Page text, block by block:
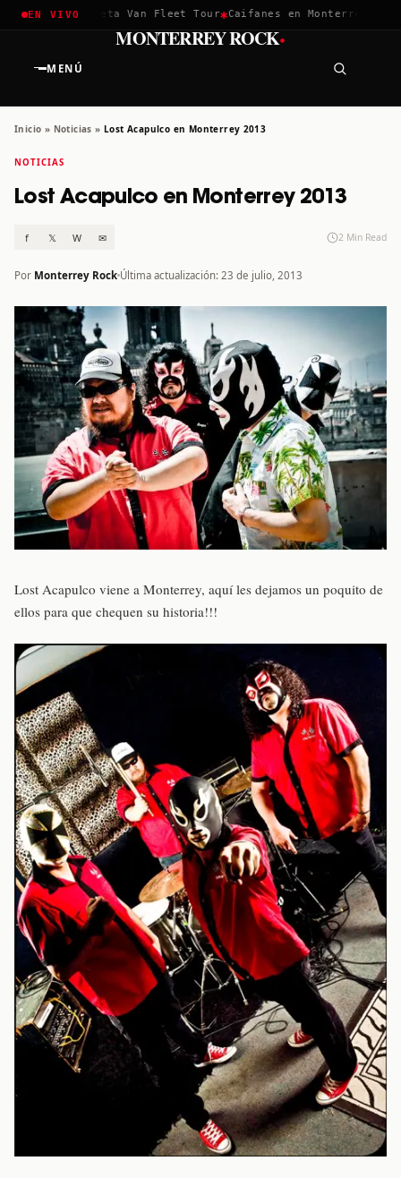
EN VIVO
2026✱Greta Van Fleet Tour✱Caifanes en Monterrey · 12
MENÚ
MONTERREY ROCK·
Inicio » Noticias » Lost Acapulco en Monterrey 2013
NOTICIAS
Lost Acapulco en Monterrey 2013
f 𝕏 W ✉ 2 Min Read
Por Monterrey Rock Última actualización: 23 de julio, 2013
Lost Acapulco viene a Monterrey, aquí les dejamos un poquito de
ellos para que chequen su historia!!!